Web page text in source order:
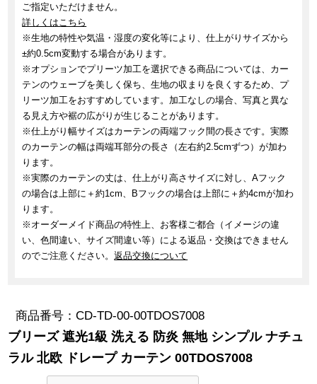
ご指定いただけません。
詳しくはこちら
※生地の特性や気温・湿度の変化等により、仕上がりサイズから
±約0.5cm変動する場合があります。
※オプションでプリーツ加工を選択できる商品については、カー
テンのウェーブを美しく保ち、生地の収まりを良くするため、プ
リーツ加工をおすすめしています。加工なしの場合、写真と異な
る見え方や裾の広がりが生じることがあります。
※仕上がり幅サイズはカーテンの両端フック間の長さです。実際
のカーテンの幅は両端耳部分の長さ（左右約2.5cmずつ）が加わ
ります。
※実際のカーテンの丈は、仕上がり高さサイズに対し、Aフック
の場合は上部に＋約1cm、Bフックの場合は上部に＋約4cmが加わ
ります。
※オーダーメイド商品の特性上、お客様ご都合（イメージの違
い、色間違い、サイズ間違い等）による返品・交換はできません
のでご注意ください。返品交換について
商品番号 CD-TD-00-00TDOS7008
ブリーズ 遮光1級 洗える 防炎 無地 シンプル ナチュ
ラル 北欧 ドレープ カーテン 00TDOS7008